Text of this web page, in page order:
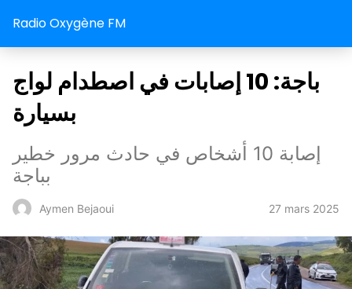
Radio Oxygène FM
باجة: 10 إصابات في اصطدام لواج
بسيارة
إصابة 10 أشخاص في حادث مرور خطير
بباجة
Aymen Bejaoui 27 mars 2025